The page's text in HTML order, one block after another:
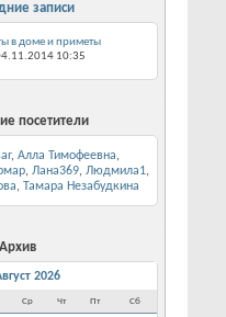
записи
в доме и приметы
10:35
посетители
, Алла Тимофеевна,
, Лана369, Людмила1,
, Тамара Незабудкина
Архив
2026
Ср Чт Пт Сб